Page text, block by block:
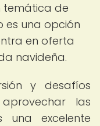
temática de
es una opción
en oferta
navideña.
y desafíos
las
una excelente